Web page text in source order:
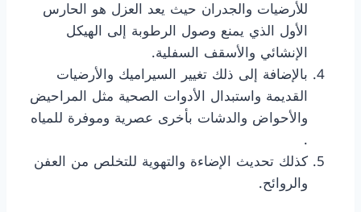
للأرضيات والجدران حيث يعد العزل هو الحارس
الأول الذي يمنع وصول الرطوبة إلى الهيكل
الإنشائي والأسقف السفلية.
​بالإضافة إلى ذلك تغيير السيراميك والأرضيات
القديمة واستبدال الأدوات الصحية مثل المراحيض
والأحواض والدشات بأخرى عصرية وموفرة للمياه
.
كذلك تحديث الإضاءة والتهوية للتخلص من العفن
والروائح.